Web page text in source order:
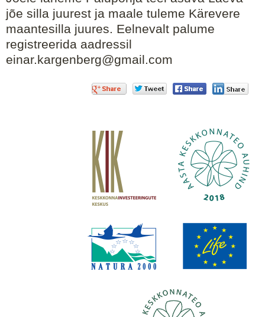
jõe silla juurest ja maale tuleme Kärevere
maantesilla juures. Eelnevalt palume
registreerida aadressil
einar.kargenberg@gmail.com